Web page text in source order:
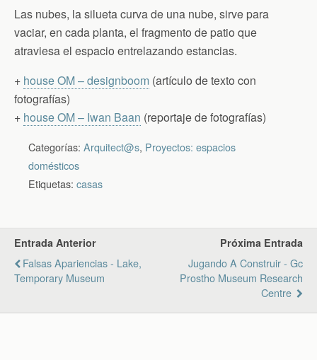
Las nubes, la silueta curva de una nube, sirve para
vaciar, en cada planta, el fragmento de patio que
atraviesa el espacio entrelazando estancias.
+ house OM – designboom (artículo de texto con
fotografías)
+ house OM – Iwan Baan (reportaje de fotografías)
Categorías: Arquitect@s, Proyectos: espacios
domésticos
Etiquetas: casas
Entrada Anterior
Falsas Apariencias - Lake,
Temporary Museum
Próxima Entrada
Jugando A Construir - Gc
Prostho Museum Research
Centre